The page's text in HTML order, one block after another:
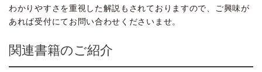
わかりやすさを重視した解説もされておりますので、ご興味が
あれば受付にてお問い合わせくださいませ。
関連書籍のご紹介